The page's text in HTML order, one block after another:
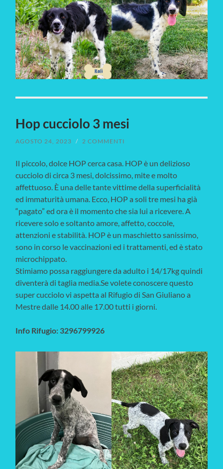
Hop cucciolo 3 mesi
AGOSTO 24, 2023 / 2 COMMENTI
Il piccolo, dolce HOP cerca casa. HOP è un delizioso
cucciolo di circa 3 mesi, dolcissimo, mite e molto
affettuoso. È una delle tante vittime della superficialità
ed immaturità umana. Ecco, HOP a soli tre mesi ha già
“pagato” ed ora è il momento che sia lui a ricevere. A
ricevere solo e soltanto amore, affetto, coccole,
attenzioni e stabilità. HOP è un maschietto sanissimo,
sono in corso le vaccinazioni ed i trattamenti, ed è stato
microchippato.
Stimiamo possa raggiungere da adulto i 14/17kg quindi
diventerà di taglia media.Se volete conoscere questo
super cucciolo vi aspetta al Rifugio di San Giuliano a
Mestre dalle 14.00 alle 17.00 tutti i giorni.
Info Rifugio: 3296799926